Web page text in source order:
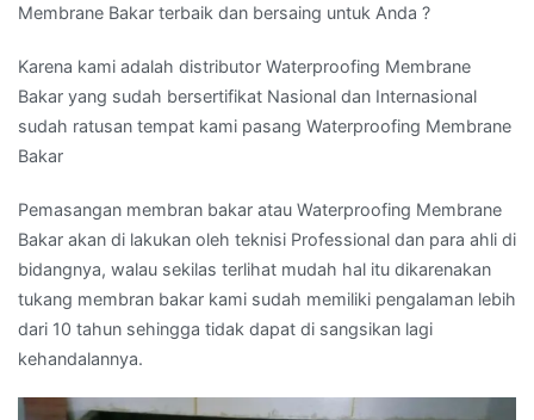
Membrane Bakar terbaik dan bersaing untuk Anda ?
Karena kami adalah distributor Waterproofing Membrane
Bakar yang sudah bersertifikat Nasional dan Internasional
sudah ratusan tempat kami pasang Waterproofing Membrane
Bakar
Pemasangan membran bakar atau Waterproofing Membrane
Bakar akan di lakukan oleh teknisi Professional dan para ahli di
bidangnya, walau sekilas terlihat mudah hal itu dikarenakan
tukang membran bakar kami sudah memiliki pengalaman lebih
dari 10 tahun sehingga tidak dapat di sangsikan lagi
kehandalannya.